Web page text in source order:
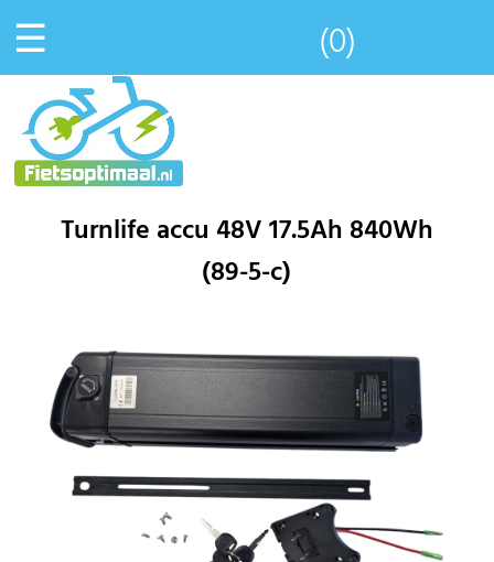
☰ (0)
Turnlife accu 48V 17.5Ah 840Wh
(89-5-c)